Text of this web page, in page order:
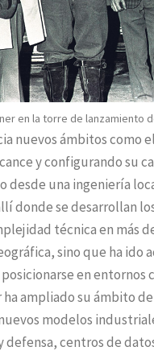
en la torre de lanzamiento
nuevos ámbitos como
y configurando su
desde una ingeniería
donde se desarrollan
técnica en más
sino que ha
en entornos
ampliado su ámbito
modelos
centros de